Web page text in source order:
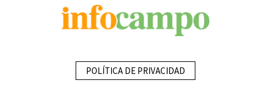
POLÍTICA DE PRIVACIDAD